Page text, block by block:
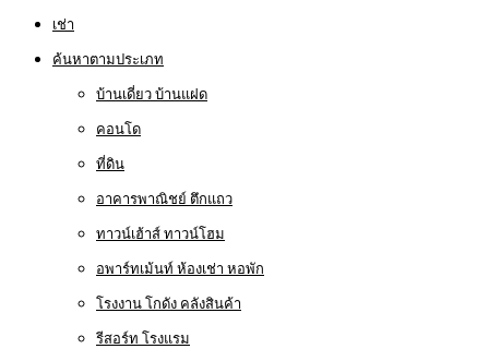
เช่า
ค้นหาตามประเภท
บ้านเดี่ยว บ้านแฝด
คอนโด
ที่ดิน
อาคารพาณิชย์ ตึกแถว
ทาวน์เฮ้าส์ ทาวน์โฮม
อพาร์ทเม้นท์ ห้องเช่า หอพัก
โรงงาน โกดัง คลังสินค้า
รีสอร์ท โรงแรม